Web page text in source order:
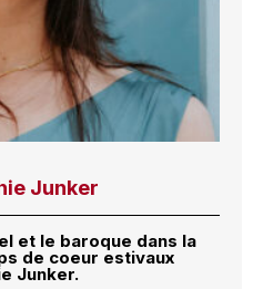
Junker
et le baroque dans la
de coeur estivaux
Junker.